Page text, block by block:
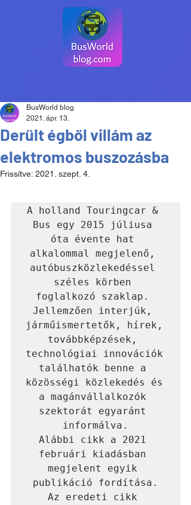
Derült égből villám az
elektromos buszozásba
BusWorld blog
2021. ápr. 13.
Frissítve: 2021. szept. 4.
A holland Touringcar &
Bus egy 2015 júliusa
óta évente hat
alkalommal megjelenő,
autóbuszközlekedéssel
széles körben
foglalkozó szaklap.
Jellemzően interjúk,
járműismertetők, hírek,
továbbképzések,
technológiai innovációk
találhatók benne a
közösségi közlekedés és
a magánvállalkozók
szektorát egyaránt
Alábbi cikk a 2021
februári kiadásban
megjelent egyik
publikáció fordítása.
Az eredeti cikk